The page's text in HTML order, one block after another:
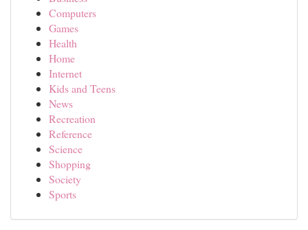
Computers
Games
Health
Home
Internet
Kids and Teens
News
Recreation
Reference
Science
Shopping
Society
Sports